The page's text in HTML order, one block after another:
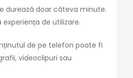
durează doar câteva minute.
de utilizare.
de pe telefon poate fi
videoclipuri sau